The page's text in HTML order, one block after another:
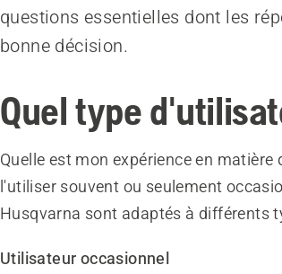
questions essentielles dont les
bonne décision.
Quel type
Quelle est mon expérience en
l'utiliser souvent ou seulement
Husqvarna sont adaptés à différents
Utilisateur occasionnel